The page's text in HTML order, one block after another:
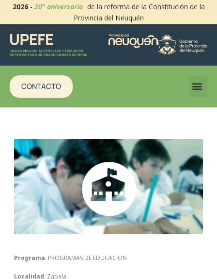
2026-20° aniversario de la reforma de la Constitución de la
Provincia del Neuquén
CONTACTO
Programa: PROGRAMAS DE EDUCACION
Localidad: Zapala